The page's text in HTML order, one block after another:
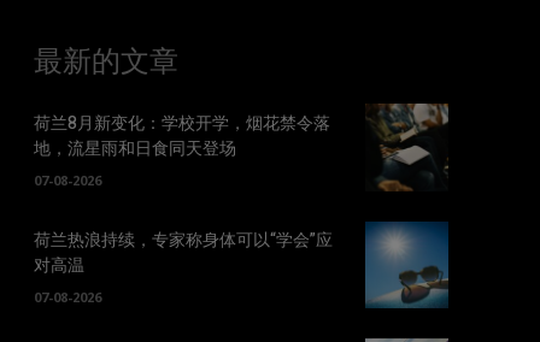
最新的文章
荷兰8月新变化：学校开学，烟花禁令落
地，流星雨和日食同天登场
07-08-2026
荷兰热浪持续，专家称身体可以“学会”应
对高温
07-08-2026